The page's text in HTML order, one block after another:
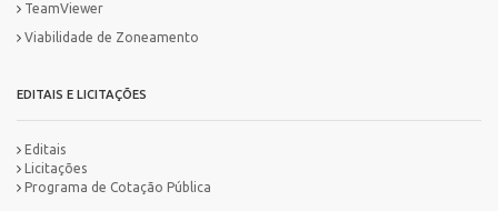
TeamViewer
Viabilidade de Zoneamento
EDITAIS E LICITAÇÕES
Editais
Licitações
Programa de Cotação Pública